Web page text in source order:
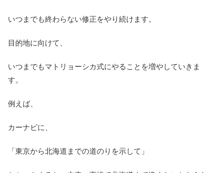
いつまでも終わらない修正をやり続けます。
目的地に向けて、
いつまでもマトリョーシカ式にやることを増やしていきま
す。
例えば、
カーナビに、
「東京から北海道までの道のりを示して」